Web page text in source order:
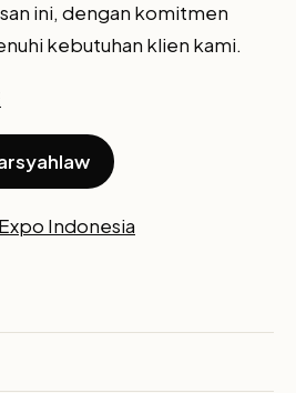
ini, dengan komitmen
kebutuhan klien kami.
Expo Indonesia